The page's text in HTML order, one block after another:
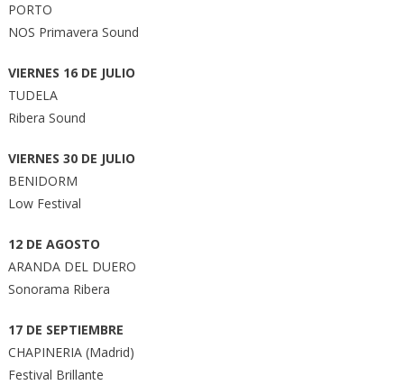
PORTO
NOS Primavera Sound
VIERNES 16 DE JULIO
TUDELA
Ribera Sound
VIERNES 30 DE JULIO
BENIDORM
Low Festival
12 DE AGOSTO
ARANDA DEL DUERO
Sonorama Ribera
17 DE SEPTIEMBRE
CHAPINERIA (Madrid)
Festival Brillante